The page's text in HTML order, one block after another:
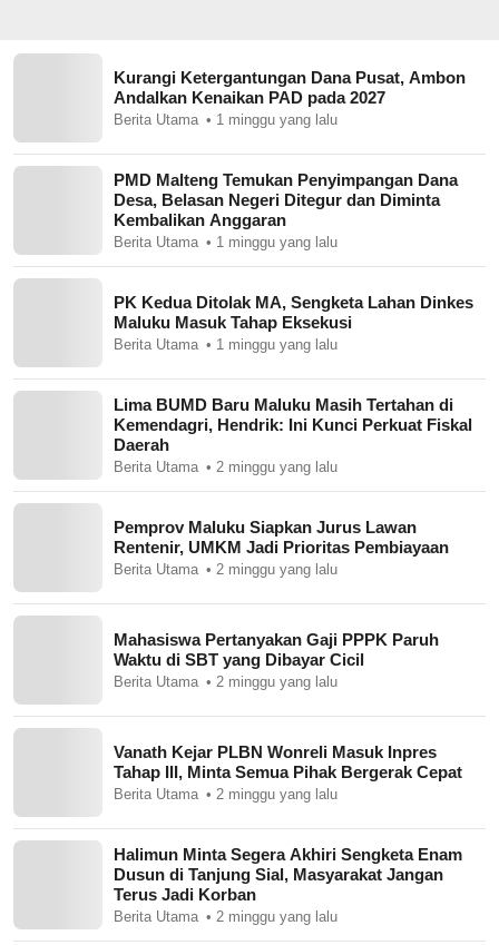
Kurangi Ketergantungan Dana Pusat, Ambon
Andalkan Kenaikan PAD pada 2027
Berita Utama 1 minggu yang lalu
PMD Malteng Temukan Penyimpangan Dana
Desa, Belasan Negeri Ditegur dan Diminta
Kembalikan Anggaran
Berita Utama 1 minggu yang lalu
PK Kedua Ditolak MA, Sengketa Lahan Dinkes
Maluku Masuk Tahap Eksekusi
Berita Utama 1 minggu yang lalu
Lima BUMD Baru Maluku Masih Tertahan di
Kemendagri, Hendrik: Ini Kunci Perkuat Fiskal
Daerah
Berita Utama 2 minggu yang lalu
Pemprov Maluku Siapkan Jurus Lawan
Rentenir, UMKM Jadi Prioritas Pembiayaan
Berita Utama 2 minggu yang lalu
Mahasiswa Pertanyakan Gaji PPPK Paruh
Waktu di SBT yang Dibayar Cicil
Berita Utama 2 minggu yang lalu
Vanath Kejar PLBN Wonreli Masuk Inpres
Tahap III, Minta Semua Pihak Bergerak Cepat
Berita Utama 2 minggu yang lalu
Halimun Minta Segera Akhiri Sengketa Enam
Dusun di Tanjung Sial, Masyarakat Jangan
Terus Jadi Korban
Berita Utama 2 minggu yang lalu